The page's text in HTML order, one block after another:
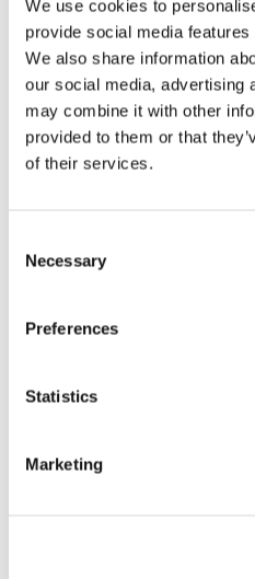
We use cookies to
provide social media
We also share information
our social media, advertising
may combine it with other
provided to them or that
of their services.
Selection
Necessary
Preferences
Statistics
Marketing
Мероприятия